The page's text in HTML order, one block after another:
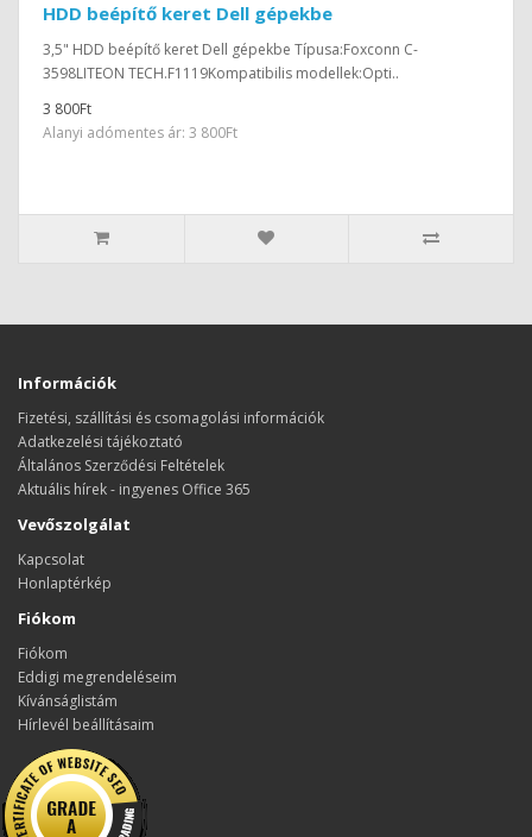
HDD beépítő keret Dell gépekbe
3,5" HDD beépítő keret Dell gépekbe Típusa:Foxconn C-
3598LITEON TECH.F1119Kompatibilis modellek:Opti..
3 800Ft
Alanyi adómentes ár: 3 800Ft
Információk
Fizetési, szállítási és csomagolási információk
Adatkezelési tájékoztató
Általános Szerződési Feltételek
Aktuális hírek - ingyenes Office 365
Vevőszolgálat
Kapcsolat
Honlaptérkép
Fiókom
Fiókom
Eddigi megrendeléseim
Kívánságlistám
Hírlevél beállításaim